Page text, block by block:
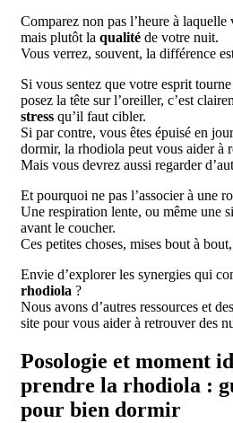
Comparez non pas l’heure à
mais plutôt la qualité de votre nuit.
Vous verrez, souvent, la différence
Si vous sentez que votre esprit
posez la tête sur l’oreiller, c’est
stress qu’il faut cibler.
Si par contre, vous êtes épuisé en
dormir, la rhodiola peut vous aider à
Mais vous devrez aussi regarder
Et pourquoi ne pas l’associer à une
Une respiration lente, ou même une
avant le coucher.
Ces petites choses, mises bout à
Envie d’explorer les synergies qui
rhodiola ?
Nous avons d’autres ressources et
site pour vous aider à retrouver des
Posologie et moment
prendre la rhodiola :
pour bien dormir